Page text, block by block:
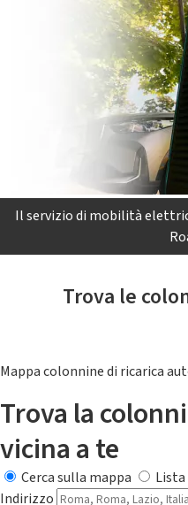
Il servizio di mobilità
Trova le
Mappa colonnine di ricarica
Trova la
vicina a te
Cerca sulla mappa
Indirizzo